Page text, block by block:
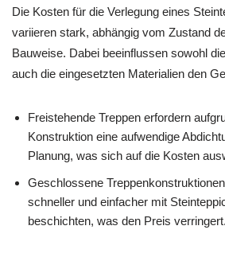
Die Kosten für die Verlegung eines
variieren stark, abhängig vom Zustand
Bauweise. Dabei beeinflussen sowohl
auch die eingesetzten Materialien den
Freistehende Treppen erfordern
Konstruktion eine aufwendige
Planung, was sich auf die Kosten
Geschlossene
schneller und einfacher mit
beschichten, was den Preis verringert.